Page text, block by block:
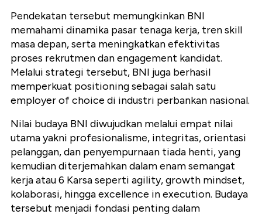
Pendekatan tersebut memungkinkan BNI
memahami dinamika pasar tenaga kerja, tren skill
masa depan, serta meningkatkan efektivitas
proses rekrutmen dan engagement kandidat.
Melalui strategi tersebut, BNI juga berhasil
memperkuat positioning sebagai salah satu
employer of choice di industri perbankan nasional.
Nilai budaya BNI diwujudkan melalui empat nilai
utama yakni profesionalisme, integritas, orientasi
pelanggan, dan penyempurnaan tiada henti, yang
kemudian diterjemahkan dalam enam semangat
kerja atau 6 Karsa seperti agility, growth mindset,
kolaborasi, hingga excellence in execution. Budaya
tersebut menjadi fondasi penting dalam